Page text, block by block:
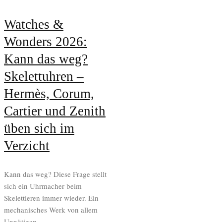
Watches &
Wonders 2026:
Kann das weg?
Skelettuhren –
Hermès, Corum,
Cartier und Zenith
üben sich im
Verzicht
Kann das weg? Diese Frage stellt
sich ein Uhrmacher beim
Skelettieren immer wieder. Ein
mechanisches Werk von allem